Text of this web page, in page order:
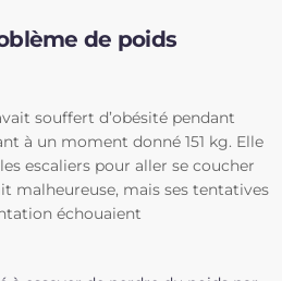
de poids
souffert d’obésité pendant
à un moment donné 151 kg. Elle
escaliers pour aller se coucher
malheureuse, mais ses tentatives
échouaient